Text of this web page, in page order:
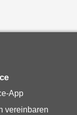
App
vereinbaren